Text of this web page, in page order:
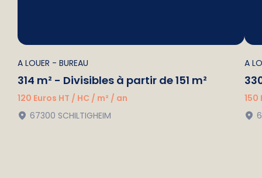
A LOUER - BUREAU
314 m² - Divisibles à partir de 151 m²
120 Euros HT / HC / m² / an
67300 SCHILTIGHEIM
A
150